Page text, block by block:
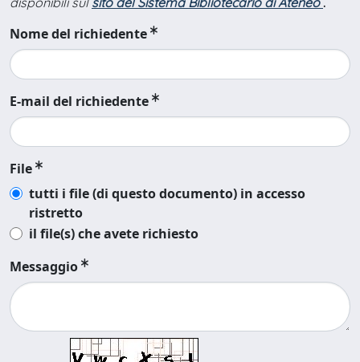
Nome del richiedente
E-mail del richiedente
File
tutti i file (di questo documento) in accesso
ristretto
il file(s) che avete richiesto
Messaggio